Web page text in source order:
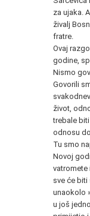
za ujaka.
živalj
fratre.
Ovaj
godine,
Nismo
Govorili
život,
trebale
odnosu
Tu smo
Novoj
vatromete
sve će
unaokolo
u još